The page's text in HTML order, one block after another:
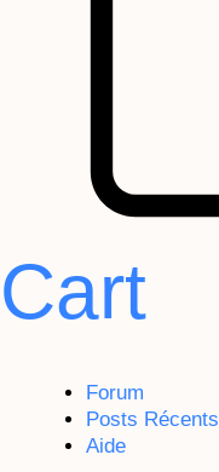
Cart
Forum
Posts Récents
Aide